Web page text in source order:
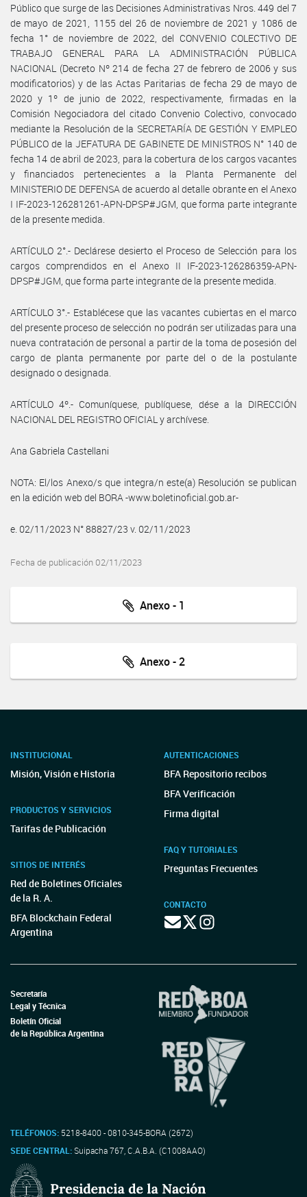
Público que surge de las Decisiones Administrativas Nros. 449 del 7
de mayo de 2021, 1155 del 26 de noviembre de 2021 y 1086 de
fecha 1° de noviembre de 2022, del CONVENIO COLECTIVO DE
TRABAJO GENERAL PARA LA ADMINISTRACIÓN PÚBLICA
NACIONAL (Decreto Nº 214 de fecha 27 de febrero de 2006 y sus
modificatorios) y de las Actas Paritarias de fecha 29 de mayo de
2020 y 1º de junio de 2022, respectivamente, firmadas en la
Comisión Negociadora del citado Convenio Colectivo, convocado
mediante la Resolución de la SECRETARÍA DE GESTIÓN Y EMPLEO
PÚBLICO de la JEFATURA DE GABINETE DE MINISTROS N° 140 de
fecha 14 de abril de 2023, para la cobertura de los cargos vacantes
y financiados pertenecientes a la Planta Permanente del
MINISTERIO DE DEFENSA de acuerdo al detalle obrante en el Anexo
I IF-2023-126281261-APN-DPSP#JGM, que forma parte integrante
de la presente medida.
ARTÍCULO 2°.- Declárese desierto el Proceso de Selección para los
cargos comprendidos en el Anexo II IF-2023-126286359-APN-
DPSP#JGM, que forma parte integrante de la presente medida.
ARTÍCULO 3°.- Establécese que las vacantes cubiertas en el marco
del presente proceso de selección no podrán ser utilizadas para una
nueva contratación de personal a partir de la toma de posesión del
cargo de planta permanente por parte del o de la postulante
designado o designada.
ARTÍCULO 4º.- Comuníquese, publíquese, dése a la DIRECCIÓN
NACIONAL DEL REGISTRO OFICIAL y archívese.
Ana Gabriela Castellani
NOTA: El/los Anexo/s que integra/n este(a) Resolución se publican
en la edición web del BORA -www.boletinoficial.gob.ar-
e. 02/11/2023 N° 88827/23 v. 02/11/2023
Fecha de publicación 02/11/2023
Anexo - 1
Anexo - 2
INSTITUCIONAL
Misión, Visión e Historia
PRODUCTOS Y SERVICIOS
Tarifas de Publicación
SITIOS DE INTERÉS
Red de Boletines Oficiales
de la R. A.
BFA Blockchain Federal
Argentina
AUTENTICACIONES
BFA Repositorio recibos
BFA Verificación
Firma digital
FAQ Y TUTORIALES
Preguntas Frecuentes
CONTACTO
Secretaría
Legal y Técnica
Boletín Oficial
de la República Argentina
TELÉFONOS: 5218-8400 - 0810-345-BORA (2672)
SEDE CENTRAL:Suipacha 767, C.A.B.A. (C1008AAO)